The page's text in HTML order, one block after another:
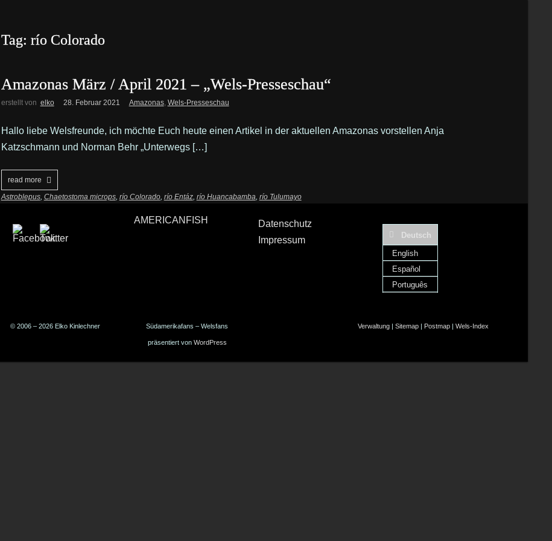
Tag: río Colorado
Amazonas März / April 2021 – „Wels-Presseschau“
erstellt von elko 28. Februar 2021 Amazonas, Wels-Presseschau
Hallo liebe Welsfreunde, ich möchte Euch heute einen Artikel in der aktuellen Amazonas vorstellen Anja
Katzschmann und Norman Behr „Unterwegs […]
read more
Astroblepus, Chaetostoma microps, río Colorado, río Entáz, río Huancabamba, río Tulumayo
AMERICANFISH
Datenschutz
Impressum
Deutsch
English
Español
Português
© 2006 – 2026 Elko Kinlechner Südamerikafans – Welsfans
präsentiert von WordPress
Verwaltung| Sitemap| Postmap| Wels-Index